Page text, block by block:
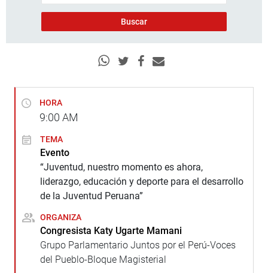
HORA
9:00 AM
TEMA
Evento
“Juventud, nuestro momento es ahora,
liderazgo, educación y deporte para el desarrollo
de la Juventud Peruana”
ORGANIZA
Congresista Katy Ugarte Mamani
Grupo Parlamentario Juntos por el Perú-Voces
del Pueblo-Bloque Magisterial